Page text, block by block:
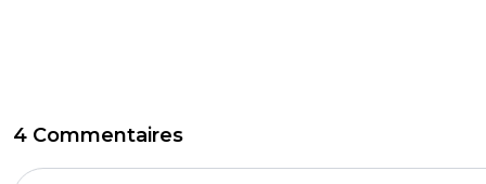
4 Commentaires